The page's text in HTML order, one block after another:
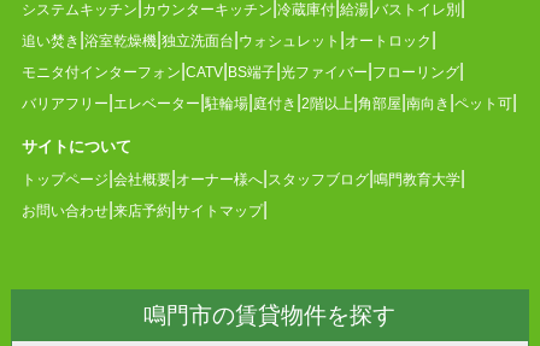
システムキッチン カウンターキッチン 冷蔵庫付 給湯 バストイレ別
追い焚き 浴室乾燥機 独立洗面台 ウォシュレット オートロック
モニタ付インターフォン CATV BS端子 光ファイバー フローリング
バリアフリー エレベーター 駐輪場 庭付き 2階以上 角部屋 南向き ペット可
サイトについて
トップページ 会社概要 オーナー様へ スタッフブログ 鳴門教育大学
お問い合わせ 来店予約 サイトマップ
鳴門市の賃貸物件を探す